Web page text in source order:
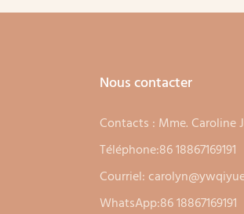
Nous contacter
Contacts : Mme. Caroline
Téléphone:86 18867169191
Courriel:
WhatsApp:86 18867169191